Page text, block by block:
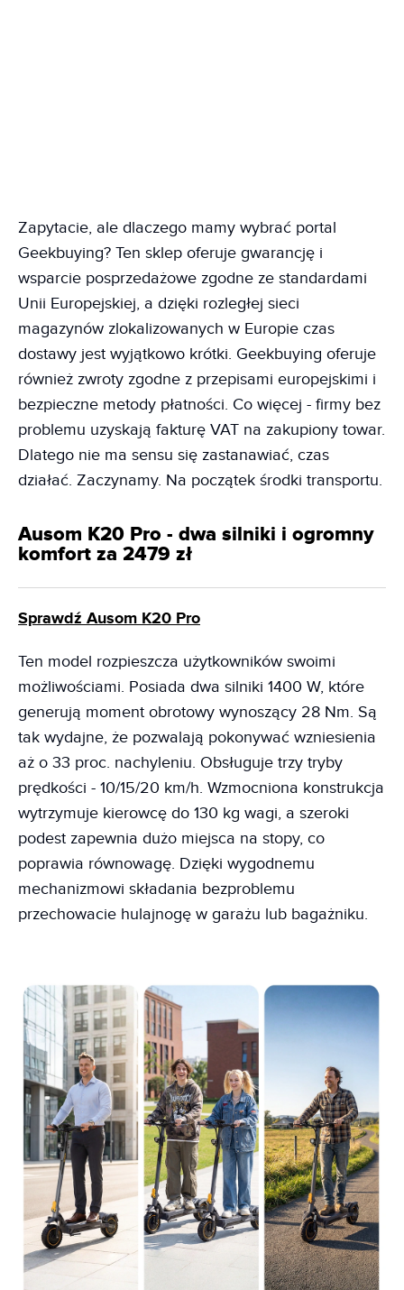
Zapytacie, ale dlaczego mamy wybrać portal
Geekbuying? Ten sklep oferuje gwarancję i
wsparcie posprzedażowe zgodne ze standardami
Unii Europejskiej, a dzięki rozległej sieci
magazynów zlokalizowanych w Europie czas
dostawy jest wyjątkowo krótki. Geekbuying oferuje
również zwroty zgodne z przepisami europejskimi i
bezpieczne metody płatności. Co więcej - firmy bez
problemu uzyskają fakturę VAT na zakupiony towar.
Dlatego nie ma sensu się zastanawiać, czas
działać. Zaczynamy. Na początek środki transportu.
Ausom K20 Pro - dwa silniki i ogromny
komfort za 2479 zł
Sprawdź Ausom K20 Pro
Ten model rozpieszcza użytkowników swoimi
możliwościami. Posiada dwa silniki 1400 W, które
generują moment obrotowy wynoszący 28 Nm. Są
tak wydajne, że pozwalają pokonywać wzniesienia
aż o 33 proc. nachyleniu. Obsługuje trzy tryby
prędkości - 10/15/20 km/h. Wzmocniona konstrukcja
wytrzymuje kierowcę do 130 kg wagi, a szeroki
podest zapewnia dużo miejsca na stopy, co
poprawia równowagę. Dzięki wygodnemu
mechanizmowi składania bezproblemu
przechowacie hulajnogę w garażu lub bagażniku.